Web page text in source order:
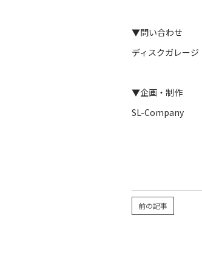
▼問い合わせ
ディスクガレージ
▼企画・制作
SL-Company
前の記事